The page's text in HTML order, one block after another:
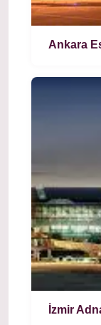
Ankara
İzmir